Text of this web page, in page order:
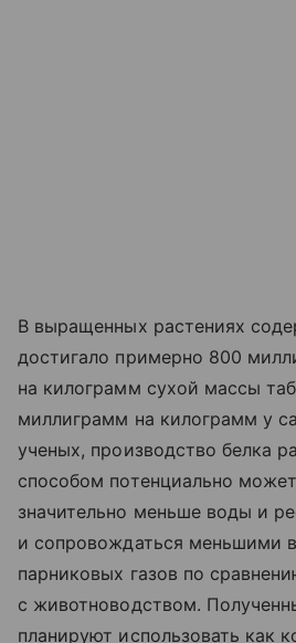
В выращенных растениях
достигало примерно 800
на килограмм сухой массы
миллиграмм на килограмм у
ученых, производство белка
способом потенциально
значительно меньше воды и
и сопровождаться меньшими
парниковых газов по
с животноводством.
планируют использовать как